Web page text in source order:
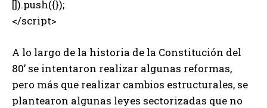
[]).push({});
</script>
A lo largo de la historia de la Constitución del
80’ se intentaron realizar algunas reformas,
pero más que realizar cambios estructurales, se
plantearon algunas leyes sectorizadas que no